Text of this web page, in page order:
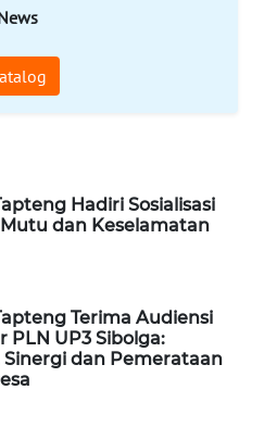
Hadiri Sosialisasi
dan Keselamatan
Terima Audiensi
PLN UP3 Sibolga:
Sinergi dan Pemerataan